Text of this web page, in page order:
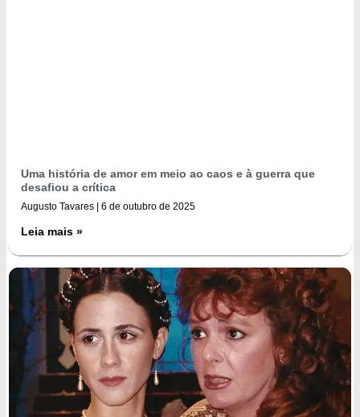
Uma história de amor em meio ao caos e à guerra que
desafiou a crítica
Augusto Tavares 6 de outubro de 2025
Leia mais »